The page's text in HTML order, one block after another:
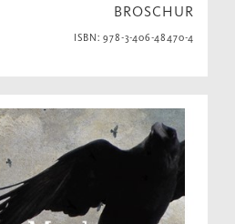
BROSCHUR
ISBN: 978-3-406-48470-4